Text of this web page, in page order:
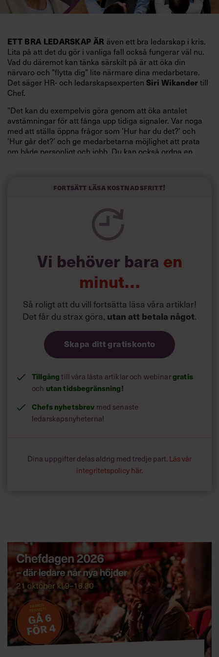
ETT BRA LEDARSKAP ÄR även ett bra ledarskap i kris.
Lita på att det du gör i vanliga fall också fungerar väl nu.
Vad du däremot kan tänka särskilt på är att öka din
närvaro och ”flytta dig” lite närmare dina medarbetare.
Det säger HR- och ledarskapsexperten Siri Wikandertill
Chef.
”Det kan du exempelvis göra genom att öka antalet
avstämningar för att fånga upp tidiga signaler. Var noga
med att ställa öppna frågor som ’Hur har du det?’ och
’Hur går det?’ och ge medarbetarna möjlighet att prata
om både personligt och jobb. Du kan också ordna en
Carborn
En del av medarbetarna
är vana vid att sänka sina
privata utgifter snabbt,
kommer kanske att reagera
mer lugnt vid en
blir mer stressade. Utgå
inte från att alla reagerar
som du själv gör som chef.
”Har man erfarenhet av att
ha tagit sig igenom en kris
så är man ofta mer trygg
med att det kommer gå bra även denna gång. Vi har
också olika behov av trygghet”, menarSiri Wikander
Fortsätt läsa kostnadsfritt!
Vi behöver bara en
minut…
Så roligt att du vill fortsätta läsa våra artiklar!
Det får du strax göra, utan att betala något.
Skapa ditt gratiskonto
Tillgångtill våra låsta artiklar och webinargratis
och utan tidsbegränsning!
Chefs nyhetsbrev med senaste
ledarskapsnyheterna!
Dina uppgifter delas aldrig med tredje part. Läs vår
integritetspolicy här.